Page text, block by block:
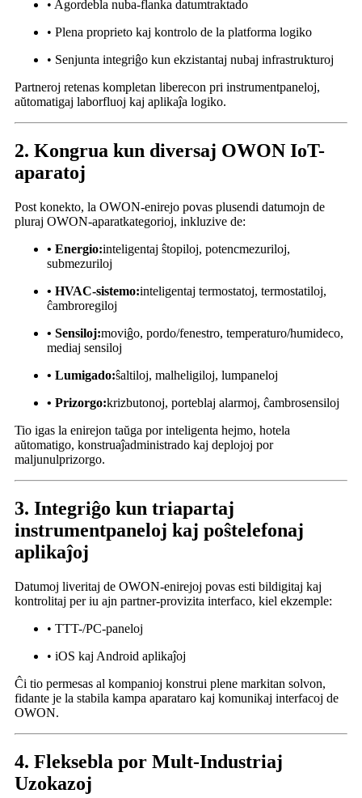
• Agordebla nuba-flanka datumtraktado
• Plena proprieto kaj kontrolo de la platforma logiko
• Senjunta integriĝo kun ekzistantaj nubaj infrastrukturoj
Partneroj retenas kompletan liberecon pri instrumentpaneloj,
aŭtomatigaj laborfluoj kaj aplikaĵa logiko.
2. Kongrua kun diversaj OWON IoT-
aparatoj
Post konekto, la OWON-enirejo povas plusendi datumojn de
pluraj OWON-aparatkategorioj, inkluzive de:
• Energio:inteligentaj ŝtopiloj, potencmezuriloj,
submezuriloj
• HVAC-sistemo:inteligentaj termostatoj, termostatiloj,
ĉambroregiloj
• Sensiloj:moviĝo, pordo/fenestro, temperaturo/humideco,
mediaj sensiloj
• Lumigado:ŝaltiloj, malheligiloj, lumpaneloj
• Prizorgo:krizbutonoj, porteblaj alarmoj, ĉambrosensiloj
Tio igas la enirejon taŭga por inteligenta hejmo, hotela
aŭtomatigo, konstruaĵadministrado kaj deplojoj por
maljunulprizorgo.
3. Integriĝo kun triapartaj
instrumentpaneloj kaj poŝtelefonaj
aplikaĵoj
Datumoj liveritaj de OWON-enirejoj povas esti bildigitaj kaj
kontrolitaj per iu ajn partner-provizita interfaco, kiel ekzemple:
• TTT-/PC-paneloj
• iOS kaj Android aplikaĵoj
Ĉi tio permesas al kompanioj konstrui plene markitan solvon,
fidante je la stabila kampa aparataro kaj komunikaj interfacoj de
OWON.
4. Fleksebla por Mult-Industriaj
Uzokazoj